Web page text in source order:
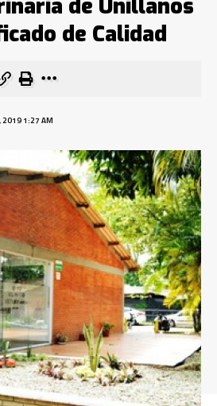
de Unillanos
de Calidad
2019 1:27 AM